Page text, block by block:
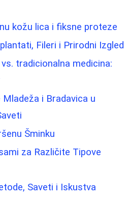
kožu lica i fiksne proteze
Fileri i Prirodni Izgled
tradicionalna medicina:
i Bradavica u
Šminku
za Različite Tipove
Saveti i Iskustva